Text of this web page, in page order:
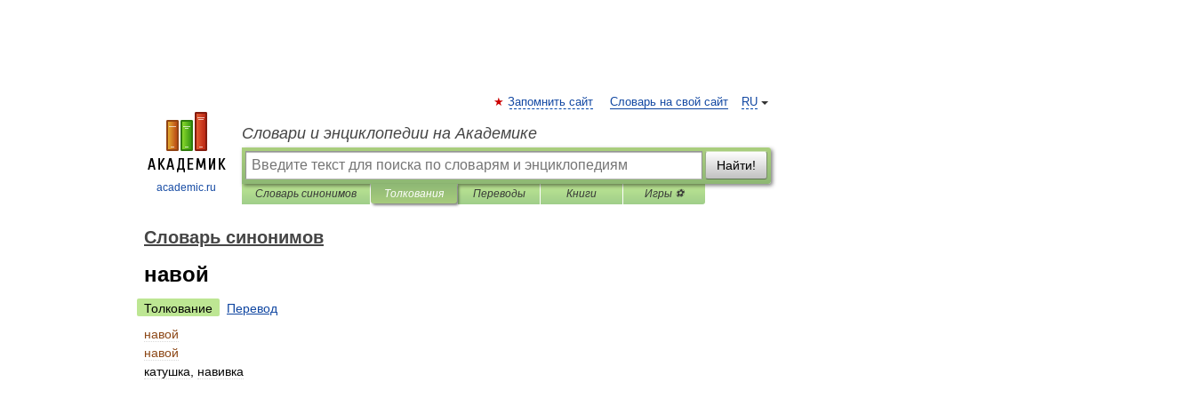
academic.ru
RU
Запомнить сайт Словарь на свой сайт
Словари и энциклопедии на Академике
Найти!
Словарь синонимов Толкования Переводы Книги Игры ⚽
Словарь синонимов
навой
Толкование
Перевод
навой
навой
катушка
навивка